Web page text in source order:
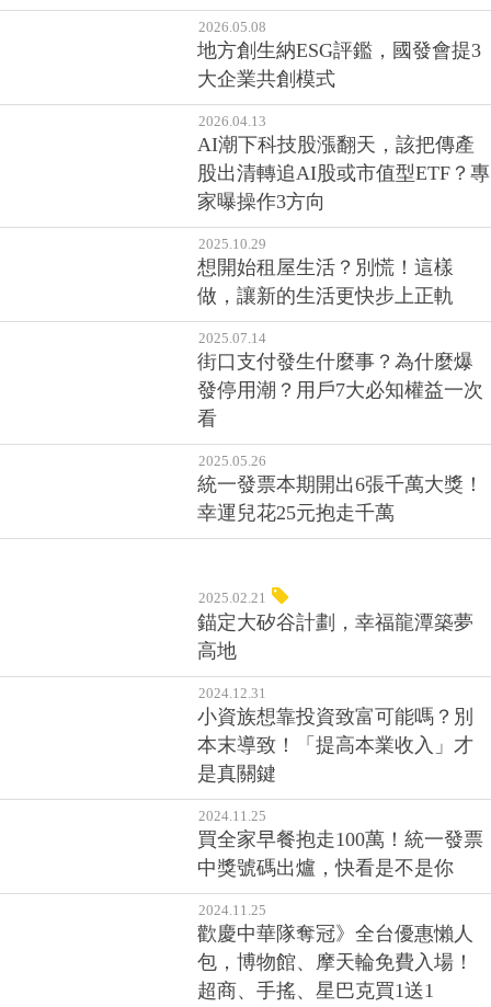
2026.05.08
地方創生納ESG評鑑，國發會提3
大企業共創模式
2026.04.13
AI潮下科技股漲翻天，該把傳產
股出清轉追AI股或市值型ETF？專
家曝操作3方向
2025.10.29
想開始租屋生活？別慌！這樣
做，讓新的生活更快步上正軌
2025.07.14
街口支付發生什麼事？為什麼爆
發停用潮？用戶7大必知權益一次
看
2025.05.26
統一發票本期開出6張千萬大獎！
幸運兒花25元抱走千萬
2025.02.21
錨定大矽谷計劃，幸福龍潭築夢
高地
2024.12.31
小資族想靠投資致富可能嗎？別
本末導致！「提高本業收入」才
是真關鍵
2024.11.25
買全家早餐抱走100萬！統一發票
中獎號碼出爐，快看是不是你
2024.11.25
歡慶中華隊奪冠》全台優惠懶人
包，博物館、摩天輪免費入場！
超商、手搖、星巴克買1送1